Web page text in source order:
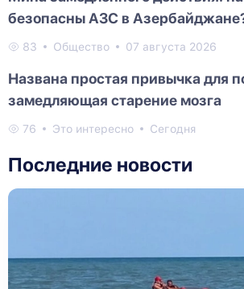
безопасны АЗС в
83 Общество 07 августа 2026
Названа простая привычка для
замедляющая старение мозга
76 Это интересно Сегодня
Последние новости